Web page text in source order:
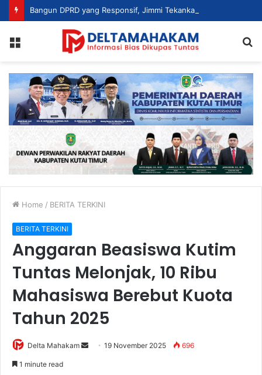
Home / BERITA TERKINI
BERITA TERKINI
Anggaran Beasiswa Kutim
Tuntas Melonjak, 10 Ribu
Mahasiswa Berebut Kuota
Tahun 2025
Delta Mahakam 19 November 2025 696
1 minute read